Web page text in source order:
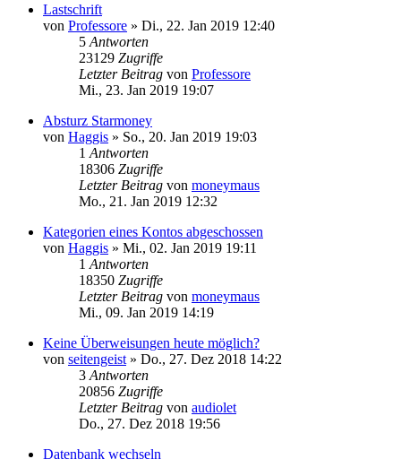
Lastschrift
von Professore » Di., 22. Jan 2019 12:40
5 Antworten
23129 Zugriffe
Letzter Beitrag von Professore
Mi., 23. Jan 2019 19:07
Absturz Starmoney
von Haggis » So., 20. Jan 2019 19:03
1 Antworten
18306 Zugriffe
Letzter Beitrag von moneymaus
Mo., 21. Jan 2019 12:32
Kategorien eines Kontos abgeschossen
von Haggis » Mi., 02. Jan 2019 19:11
1 Antworten
18350 Zugriffe
Letzter Beitrag von moneymaus
Mi., 09. Jan 2019 14:19
Keine Überweisungen heute möglich?
von seitengeist » Do., 27. Dez 2018 14:22
3 Antworten
20856 Zugriffe
Letzter Beitrag von audiolet
Do., 27. Dez 2018 19:56
Datenbank wechseln